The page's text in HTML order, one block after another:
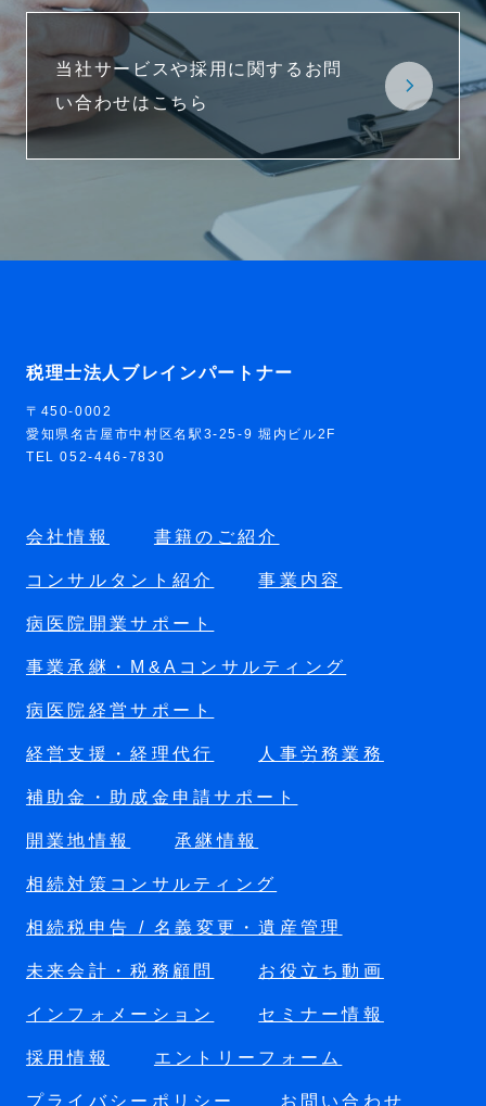
当社サービスや採用に関するお問
い合わせはこちら
税理士法人ブレインパートナー
〒450-0002
愛知県名古屋市中村区名駅3-25-9 堀内ビル2F
TEL 052-446-7830
会社情報 書籍のご紹介
コンサルタント紹介 事業内容
病医院開業サポート
事業承継・M&Aコンサルティング
病医院経営サポート
経営支援・経理代行 人事労務業務
補助金・助成金申請サポート
開業地情報 承継情報
相続対策コンサルティング
相続税申告 / 名義変更・遺産管理
未来会計・税務顧問 お役立ち動画
インフォメーション セミナー情報
採用情報 エントリーフォーム
プライバシーポリシー お問い合わせ